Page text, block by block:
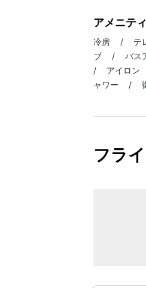
アメニティ
冷房 / テ
ブ / バス
/ アイロン
ャワー / 衛
フラ